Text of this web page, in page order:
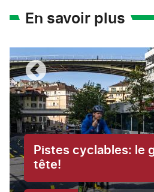
En savoir plus
Pistes cyclables: le
tête!